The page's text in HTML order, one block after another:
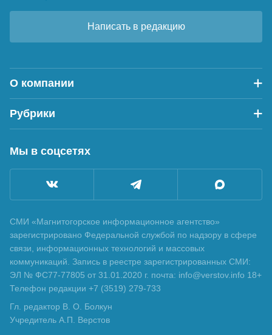
Написать в редакцию
О компании
Рубрики
Мы в соцсетях
СМИ «Магнитогорское информационное агентство»
зарегистрировано Федеральной службой по надзору в сфере
связи, информационных технологий и массовых
коммуникаций. Запись в реестре зарегистрированных СМИ:
ЭЛ № ФС77-77805 от 31.01.2020 г. почта: info@verstov.info 18+
Телефон редакции +7 (3519) 279-733
Гл. редактор В. О. Болкун
Учредитель А.П. Верстов